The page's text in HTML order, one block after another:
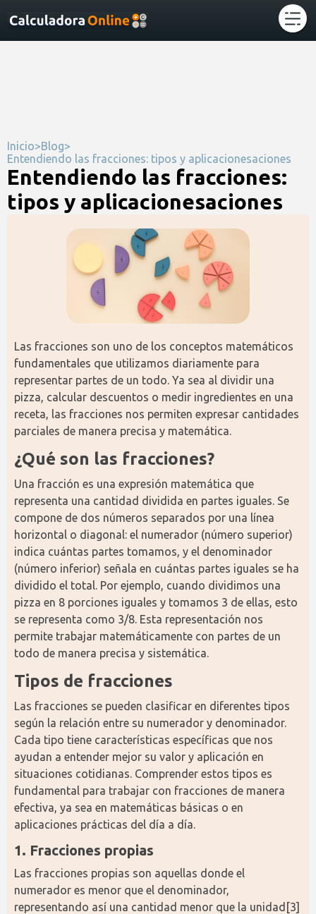
Inicio>Blog>
Entendiendo las fracciones: tipos y aplicacionesaciones
Entendiendo las fracciones:
tipos y aplicacionesaciones
Las fracciones son uno de los conceptos matemáticos
fundamentales que utilizamos diariamente para
representar partes de un todo. Ya sea al dividir una
pizza, calcular descuentos o medir ingredientes en una
receta, las fracciones nos permiten expresar cantidades
parciales de manera precisa y matemática.
¿Qué son las fracciones?
Una fracción es una expresión matemática que
representa una cantidad dividida en partes iguales. Se
compone de dos números separados por una línea
horizontal o diagonal: el numerador (número superior)
indica cuántas partes tomamos, y el denominador
(número inferior) señala en cuántas partes iguales se ha
dividido el total. Por ejemplo, cuando dividimos una
pizza en 8 porciones iguales y tomamos 3 de ellas, esto
se representa como 3/8. Esta representación nos
permite trabajar matemáticamente con partes de un
todo de manera precisa y sistemática.
Tipos de fracciones
Las fracciones se pueden clasificar en diferentes tipos
según la relación entre su numerador y denominador.
Cada tipo tiene características específicas que nos
ayudan a entender mejor su valor y aplicación en
situaciones cotidianas. Comprender estos tipos es
fundamental para trabajar con fracciones de manera
efectiva, ya sea en matemáticas básicas o en
aplicaciones prácticas del día a día.
1. Fracciones propias
Las fracciones propias son aquellas donde el
numerador es menor que el denominador,
representando así una cantidad menor que la unidad[3]